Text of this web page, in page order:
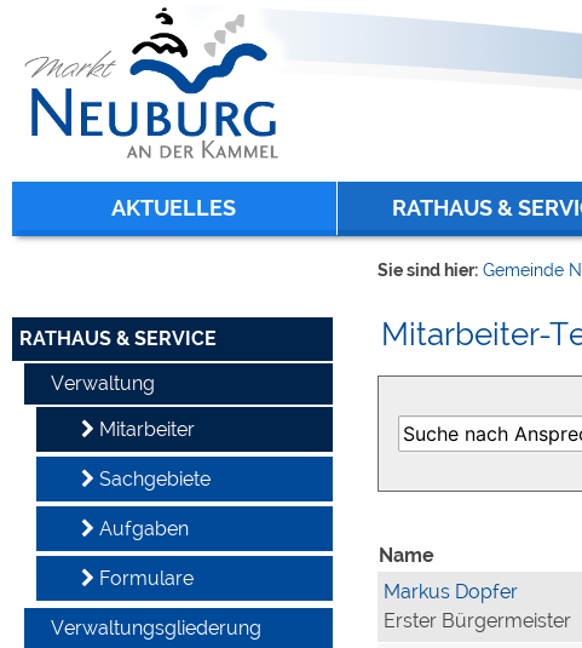
zur Navigation oder zur Startseitespringen.
AKTUELLES RATHAUS &
RATHAUS & SERVICE
Verwaltung
Mitarbeiter
Sachgebiete
Aufgaben
Formulare
Verwaltungsgliederung
Sie sind hier: Gemeinde
Mitarbeiter-
Name
Markus Dopfer
Erster Bürgermeister